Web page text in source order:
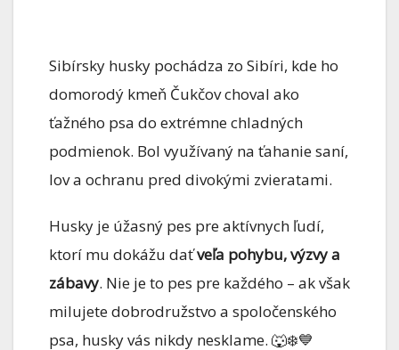
Sibírsky husky pochádza zo Sibíri, kde ho
domorodý kmeň Čukčov choval ako
ťažného psa do extrémne chladných
podmienok. Bol využívaný na ťahanie saní,
lov a ochranu pred divokými zvieratami.
Husky je úžasný pes pre aktívnych ľudí,
ktorí mu dokážu daťveľa pohybu, výzvy a
zábavy. Nie je to pes pre každého – ak však
milujete dobrodružstvo a spoločenského
psa, husky vás nikdy nesklame. 🐺❄️💙